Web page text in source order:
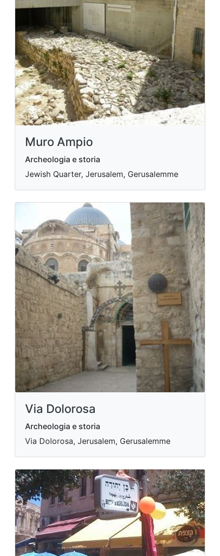
Muro Ampio
Archeologia e storia
Jewish Quarter, Jerusalem, Gerusalemme
Via Dolorosa
Archeologia e storia
Via Dolorosa, Jerusalem, Gerusalemme